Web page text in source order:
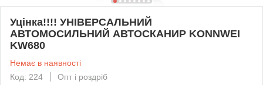
Уцінка!!!! УНІВЕРСАЛЬНИЙ
АВТОМОСИЛЬНИЙ АВТОСКАНИР KONNWEI
KW680
Немає в наявності
Код: 224
Опт і роздріб